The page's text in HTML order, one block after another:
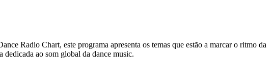
Radio Chart, este programa apresenta os temas que estão a marcar o ritmo da
dedicada ao som global da dance music.